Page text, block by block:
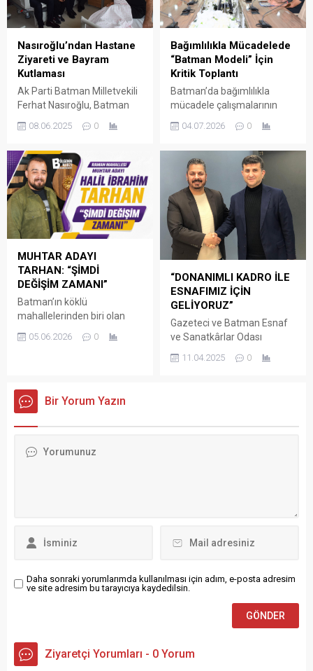
Nasıroğlu’ndan Hastane
Ziyareti ve Bayram
Kutlaması
Ak Parti Batman Milletvekili
Ferhat Nasıroğlu, Batman
Hastanesi'ni ziyaret ederek
hasta yakınlarıyla bir araya
geldi.
08.06.2025 0
Bağımlılıkla Mücadelede
“Batman Modeli” İçin
Kritik Toplantı
Batman’da bağımlılıkla
mücadele çalışmalarının
kurumlar arası
güçlendirmek amacıyla
hayata geçirilen "Batman
Modeli" projesinin
değerlendirme toplantısı
yapıldı.
04.07.2026 0
MUHTAR ADAYI
TARHAN: “ŞİMDİ
DEĞİŞİM ZAMANI”
Batman’ın köklü
mahallelerinden biri olan
Raman Mahallesi, 7 Haziran
Pazar günü sandık başına
05.06.2026 0
“DONANIMLI KADRO İLE
ESNAFIMIZ İÇİN
GELİYORUZ”
Gazeteci ve Batman Esnaf
ve Sanatkârlar Odası
Başkan Adayı Cebrail
Uyanık, yaklaşan seçim
11.04.2025 0
Bir Yorum Yazın
Daha sonraki yorumlarımda kullanılması için adım, e-posta adresim
ve site adresim bu tarayıcıya kaydedilsin.
Ziyaretçi Yorumları - 0 Yorum